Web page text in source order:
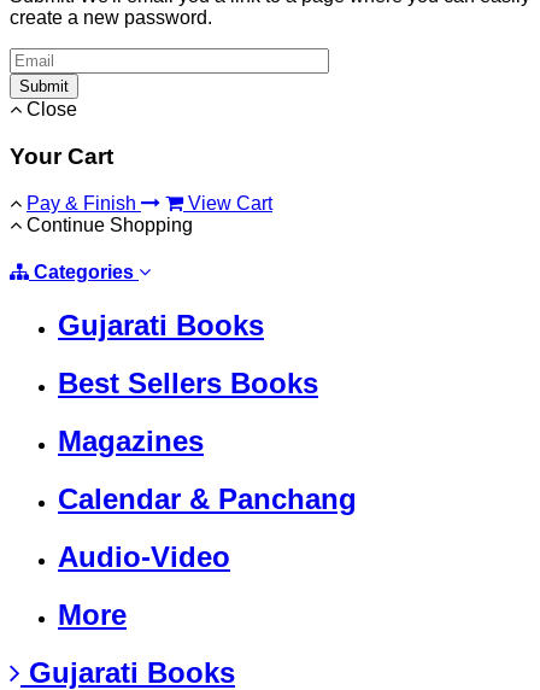
create a new password.
Submit
Close
Your Cart
Pay & Finish
View Cart
Continue Shopping
Categories
Gujarati Books
Best Sellers Books
Magazines
Calendar & Panchang
Audio-Video
More
Gujarati Books